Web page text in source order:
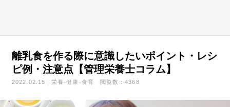
離乳食を作る際に意識したいポイント・レシ
ピ例・注意点【管理栄養士コラム】
2022.02.15 栄養-健康-食育 閲覧数：4368